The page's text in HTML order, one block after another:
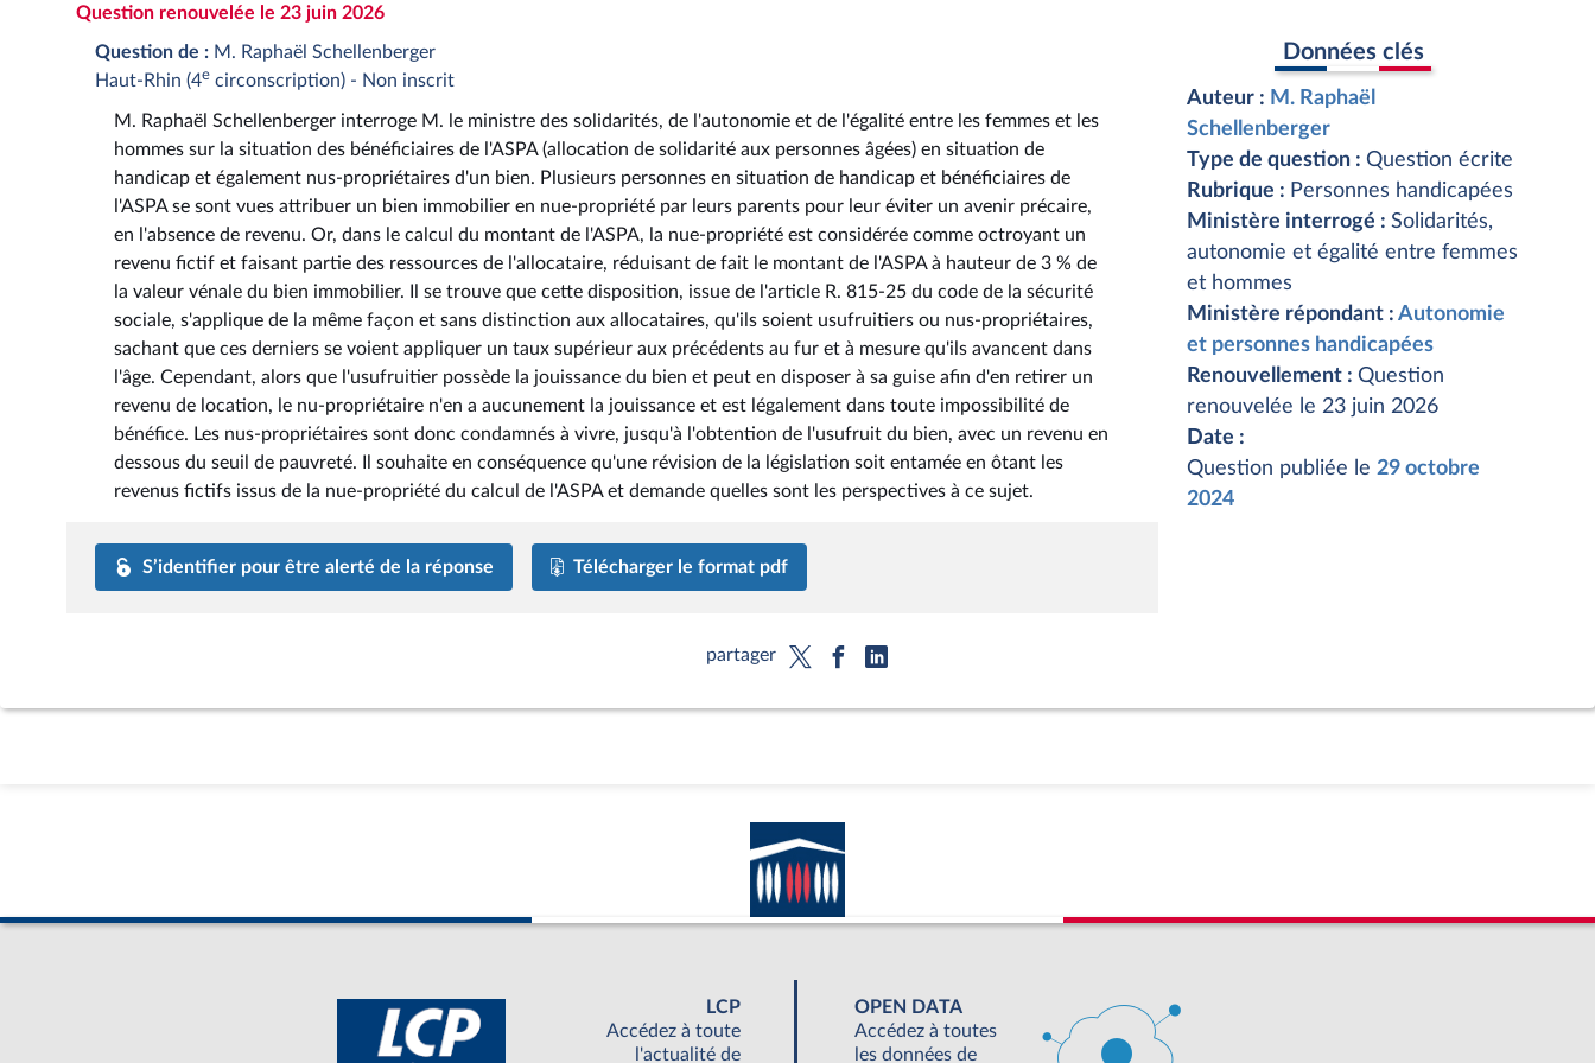
Question renouvelée le 23 juin 2026
Question de : M. Raphaël Schellenberger
Haut-Rhin (4e circonscription) - Non inscrit
M. Raphaël Schellenberger interroge M. le ministre des solidarités, de l'autonomie et de l'égalité entre les femmes et les
hommes sur la situation des bénéficiaires de l'ASPA (allocation de solidarité aux personnes âgées) en situation de
handicap et également nus-propriétaires d'un bien. Plusieurs personnes en situation de handicap et bénéficiaires de
l'ASPA se sont vues attribuer un bien immobilier en nue-propriété par leurs parents pour leur éviter un avenir précaire,
en l'absence de revenu. Or, dans le calcul du montant de l'ASPA, la nue-propriété est considérée comme octroyant un
revenu fictif et faisant partie des ressources de l'allocataire, réduisant de fait le montant de l'ASPA à hauteur de 3 % de
la valeur vénale du bien immobilier. Il se trouve que cette disposition, issue de l'article R. 815-25 du code de la sécurité
sociale, s'applique de la même façon et sans distinction aux allocataires, qu'ils soient usufruitiers ou nus-propriétaires,
sachant que ces derniers se voient appliquer un taux supérieur aux précédents au fur et à mesure qu'ils avancent dans
l'âge. Cependant, alors que l'usufruitier possède la jouissance du bien et peut en disposer à sa guise afin d'en retirer un
revenu de location, le nu-propriétaire n'en a aucunement la jouissance et est légalement dans toute impossibilité de
bénéfice. Les nus-propriétaires sont donc condamnés à vivre, jusqu'à l'obtention de l'usufruit du bien, avec un revenu en
dessous du seuil de pauvreté. Il souhaite en conséquence qu'une révision de la législation soit entamée en ôtant les
revenus fictifs issus de la nue-propriété du calcul de l'ASPA et demande quelles sont les perspectives à ce sujet.
S’identifier pour être alerté de la réponse Télécharger le format pdf
Données clés
Auteur : M. Raphaël
Schellenberger
Type de question : Question écrite
Rubrique : Personnes handicapées
Ministère interrogé : Solidarités,
autonomie et égalité entre femmes
et hommes
Ministère répondant : Autonomie
et personnes handicapées
Renouvellement : Question
renouvelée le 23 juin 2026
Date :
Question publiée le 29 octobre
2024
partager
LCP
Accédez à toute
l'actualité de
OPEN DATA
Accédez à toutes
les données de